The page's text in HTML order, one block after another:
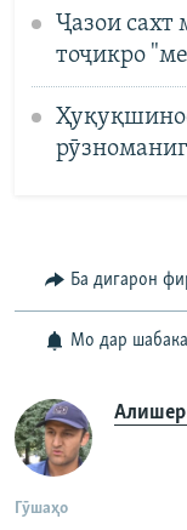
Ҷазои
тоҷикро
Ба дигарон
Мо дар
Гӯшаҳо